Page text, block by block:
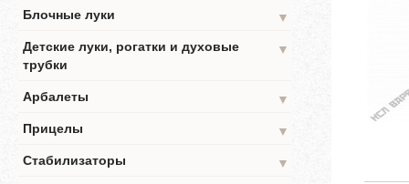
Блочные луки
▼
Детские луки, рогатки и духовые
трубки
▼
Арбалеты
▼
Прицелы
▼
Стабилизаторы
▼